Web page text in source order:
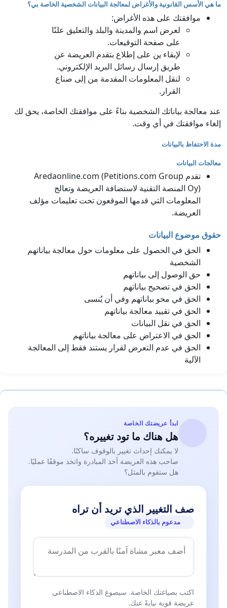
ما هي الأسس القانونية والأغراض لمعالجة البيانات الشخصية الخاصة بي؟
موافقتك على هذه الأغراض:
لعرض اسم والمدينة والبلد والتعليق علنًا
على صفحة التوقيعات.
لإبقاء ين على إطلاع بتقدم العريضة عن
طريق إرسال رسائل البريد الإلكتروني.
لنقل المعلومات المقدمة من إلى صناع
القرار.
عند معالجة بياناتك الشخصية بناءً على موافقتك الخاصة، يحق لك
إلغاء موافقتك في أي وقت.
مدة الاحتفاظ بالبيانات
معالجات البيانات
تقدم Aredaonline.com (Petitions.com Group
Oy) المنصة التقنية لاستضافة العريضة وتعالج
المعلومات التي قدمها الموقعون تحت تعليمات مؤلف
العريضة.
حقوق موضوع البيانات
الحق في الحصول على معلومات حول معالجة بياناتهم
الشخصية
حق الوصول إلى بياناتهم
الحق في تصحيح بياناتهم
الحق في محو بياناتهم وفي أن يُنسى
الحق في تقييد معالجة بياناتهم
الحق في نقل البيانات
الحق في الاعتراض على معالجة بياناتهم
الحق في عدم التعرض لقرار يستند فقط إلى المعالجة
الآلية
ابدأ عريضتك الخاصة
هل هناك ما تود تغييره؟
لا يمكنك إحداث تغيير بالوقوف ساكنًا.
صاحب هذه العريضة أخذ المبادرة واتخذ موقفًا عمليًا.
هل ستقوم بالمثل؟
صف التغيير الذي تريد أن تراه
مدعوم بالذكاء الاصطناعي
اكتب بصياغتك الخاصة. سيصوغ الذكاء الاصطناعي
عريضة قوية نيابةً عنك.